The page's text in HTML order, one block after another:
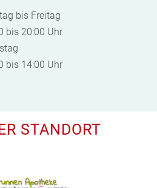
bis Freitag
bis 20:00 Uhr
bis 14:00 Uhr
STANDORT